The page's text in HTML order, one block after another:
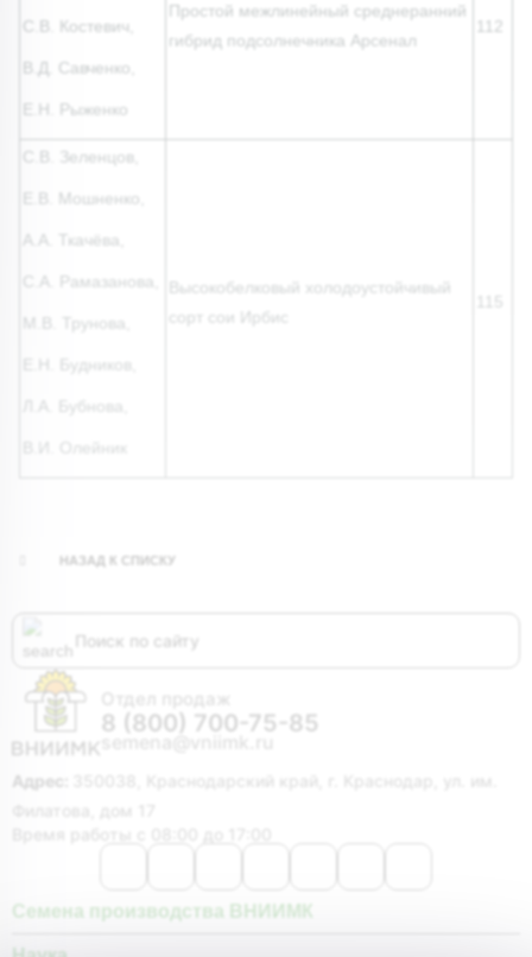
С.В. Костевич,
В.Д. Савченко,
Е.Н. Рыженко
Простой межлинейный среднеранний
гибрид подсолнечника Арсенал
С.В. Зеленцов,
Е.В. Мошненко,
А.А. Ткачёва,
С.А. Рамазанова,
М.В. Трунова,
Е.Н. Будников,
В.И. Олейник
Высокобелковый холодоустойчивый
сорт сои Ирбис
НАЗАД К СПИСКУ
Отдел продаж
8 (800) 700-75-85
Адрес:
Семена производства ВНИИМК